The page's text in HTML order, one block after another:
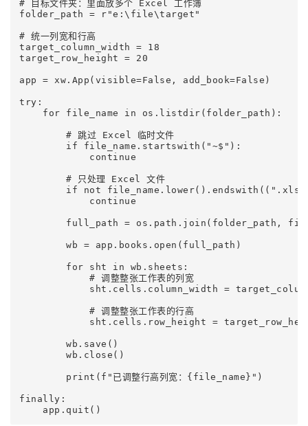
# 目标文件夹：里面放多个 Excel 工作簿
folder_path = r"e:\file\target"
# 统一列宽和行高
target_column_width = 18
target_row_height = 20
app = xw.App(visible=False, add_book=False)
try:
    for file_name in os.listdir(folder_path):
        # 跳过 Excel 临时文件
        if file_name.startswith("~$"):
            continue
        # 只处理 Excel 文件
if not
            continue
full_path = os.path.join(folder_path,
        wb = app.books.open(full_path)
        for sht in wb.sheets:
            # 调整整张工作表的列宽
sht.cells.column_width =
            # 调整整张工作表的行高
sht.cells.row_height =
        wb.save()
        wb.close()
        print(f"已调整行高列宽：{file_name}")
finally: